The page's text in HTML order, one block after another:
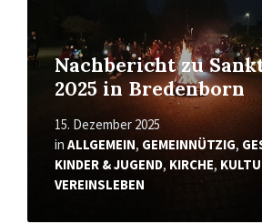
Nachbericht zu
2025 in Bredenborn
15. Dezember 2025
in ALLGEMEIN, GEMEINNÜTZIG,
KINDER & JUGEND, KIRCHE,
VEREINSLEBEN